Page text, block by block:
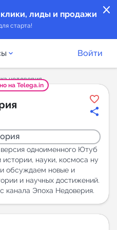
close
клики, лиды и продажи
старта!
в Telegram
Войти
недоверия
на Telega.in
одноименного Ютуб
науки, космоса ну
обсуждаем новые и
и научных достижений.
канала Эпоха Недоверия.